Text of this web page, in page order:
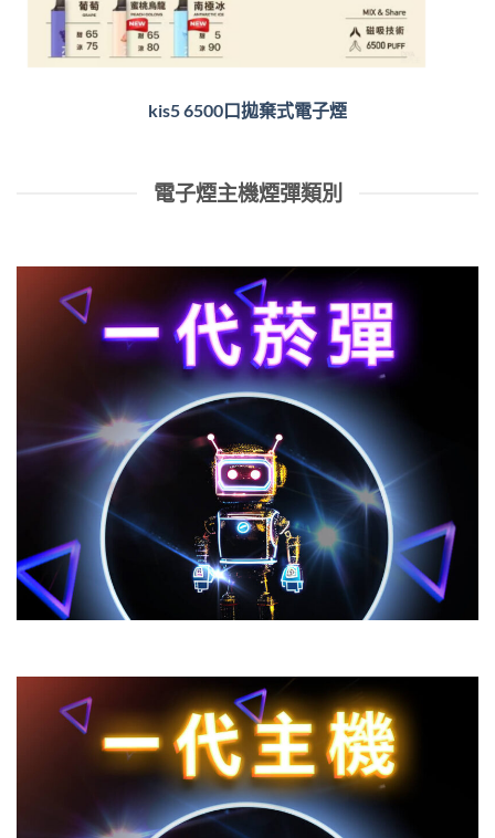
kis5 6500口拋棄式電子煙
電子煙主機煙彈類別